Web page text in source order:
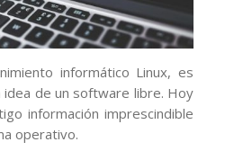
informático Linux, es
de un software libre. Hoy
información imprescindible
operativo.